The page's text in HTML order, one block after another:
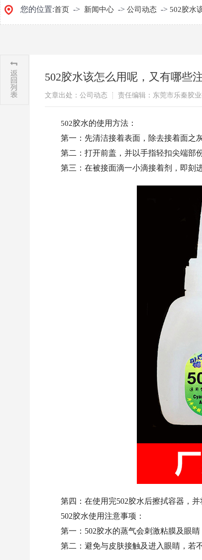
您的位置:首页 -> 新闻中心 -> 公司动态 -> 502胶水
502胶水该怎么用呢，又有哪些
文章出处：公司动态 责任编辑：东莞市乐秦胶业
502胶水的使用方法：
第一：先清洁接着表面，除去接着面之
第二：打开前盖，并以手指轻扣尖端部
第三：在被接面滴一小滴接着剂，即刻
第四：在使用完502胶水后擦拭容器，
502胶水使用注意事项：
第一：502胶水的蒸气会刺激粘膜及眼睛
第二：避免与皮肤接触及进入眼睛，若